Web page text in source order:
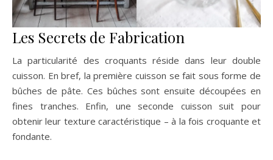
Les Secrets de Fabrication
La particularité des croquants réside dans leur double
cuisson. En bref, la première cuisson se fait sous forme de
bûches de pâte. Ces bûches sont ensuite découpées en
fines tranches. Enfin, une seconde cuisson suit pour
obtenir leur texture caractéristique – à la fois croquante et
fondante.